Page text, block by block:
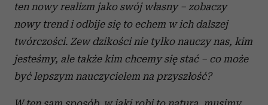
ten nowy realizm jako swój własny – zobaczy
nowy trend i odbije się to echem w ich dalszej
twórczości. Zew dzikości nie tylko nauczy nas, kim
jesteśmy, ale także kim chcemy się stać – co może
być lepszym nauczycielem na przyszłość?